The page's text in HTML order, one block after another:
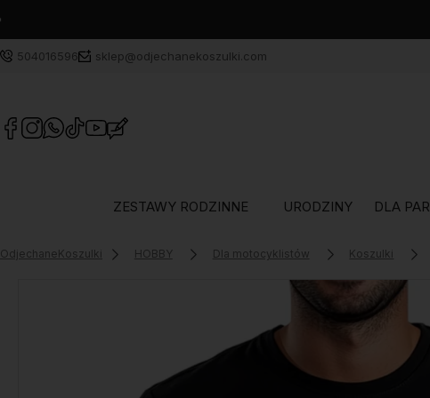
504016596 sklep@odjechanekoszulki.com
ZESTAWY RODZINNE URODZINY DLA PAR
OdjechaneKoszulki HOBBY Dla motocyklistów Koszulki